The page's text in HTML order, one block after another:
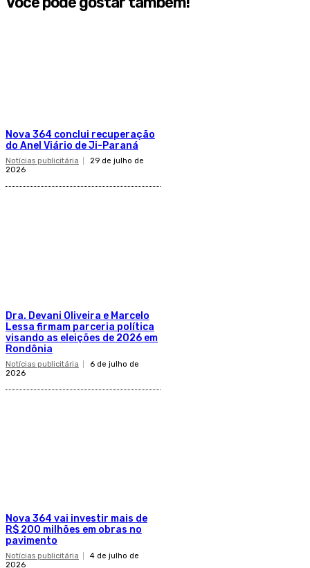
Nova 364 conclui recuperação
do Anel Viário de Ji-Paraná
Notícias publicitária
29 de julho de
2026
Dra. Devani Oliveira e Marcelo
Lessa firmam parceria política
visando as eleições de 2026 em
Rondônia
Notícias publicitária
6 de julho de
2026
Nova 364 vai investir mais de
R$ 200 milhões em obras no
pavimento
Notícias publicitária
4 de julho de
2026